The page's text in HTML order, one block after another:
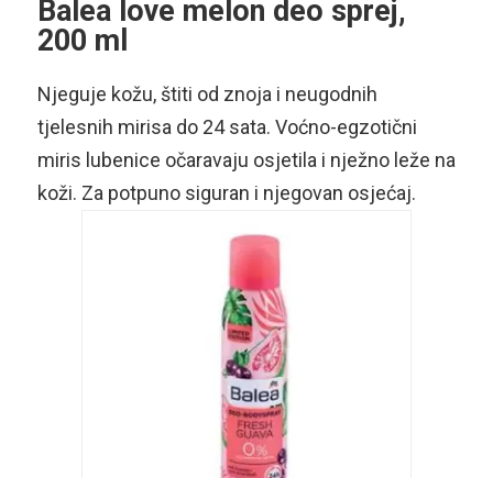
Balea love melon deo sprej,
200 ml
Njeguje kožu, štiti od znoja i neugodnih
tjelesnih mirisa do 24 sata. Voćno-egzotični
miris lubenice očaravaju osjetila i nježno leže na
koži. Za potpuno siguran i njegovan osjećaj.